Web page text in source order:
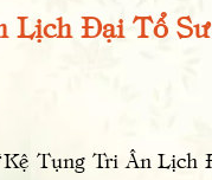
Lịch Đại Tổ Sư
Tụng Tri Ân Lịch